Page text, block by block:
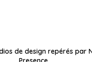
de design repérés par